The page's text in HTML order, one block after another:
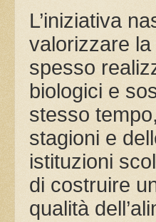
L’iniziativa
valorizzare
spesso
biologici e
stesso
stagioni e
istituzioni
di costruire
qualità